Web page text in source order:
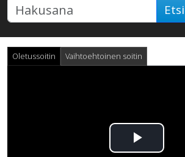
Etsi
Oletussoitin Vaihtoehtoinen soitin
Toista